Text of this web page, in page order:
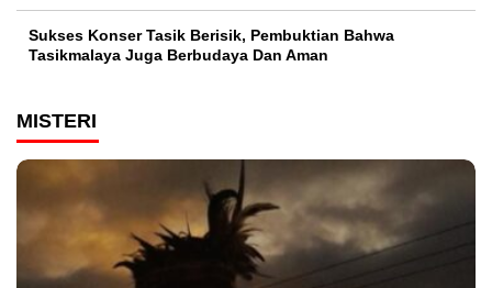
Sukses Konser Tasik Berisik, Pembuktian Bahwa
Tasikmalaya Juga Berbudaya Dan Aman
MISTERI